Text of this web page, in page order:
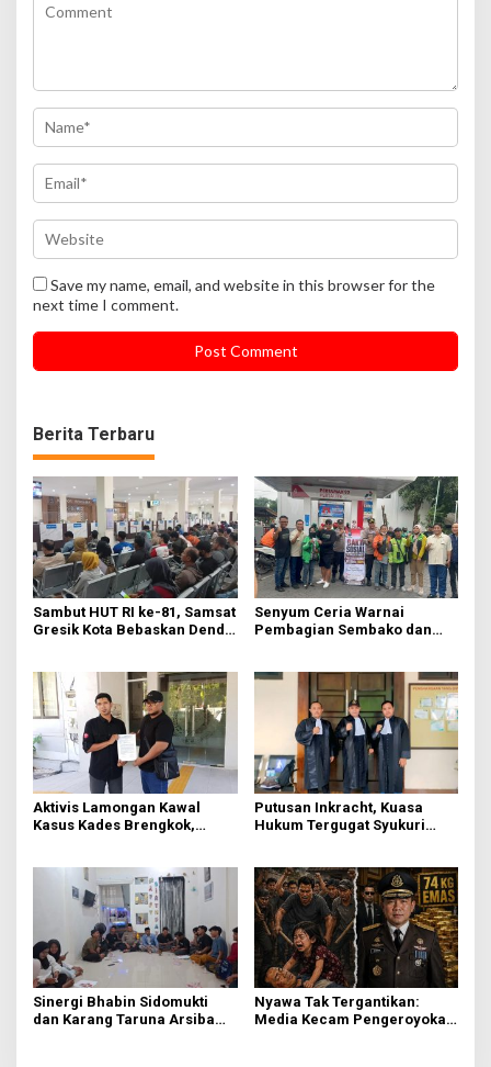
Save my name, email, and website in this browser for the
next time I comment.
Berita Terbaru
Sambut HUT RI ke-81, Samsat
Gresik Kota Bebaskan Denda
Senyum Ceria Warnai
Pembagian Sembako dan
Aktivis Lamongan Kawal
Kasus Kades Brengkok,
Putusan Inkracht, Kuasa
Hukum Tergugat Syukuri
Sinergi Bhabin Sidomukti
dan Karang Taruna Arsiba
Nyawa Tak Tergantikan:
Media Kecam Pengeroyokan